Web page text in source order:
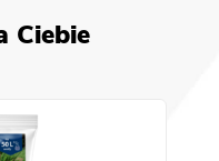
Ciebie